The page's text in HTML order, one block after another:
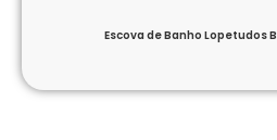
Escova de Banho Lopetudos